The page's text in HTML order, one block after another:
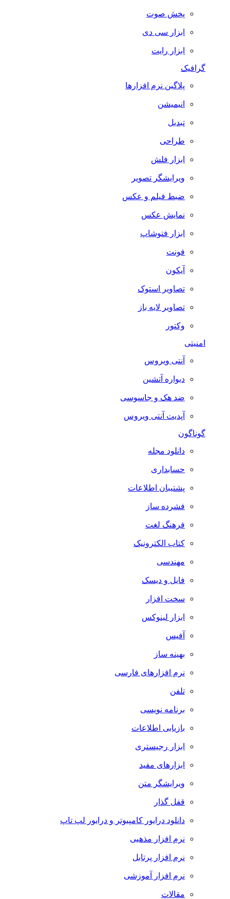
پخش صوت
ابزار سی دی
ابزار رایت
گرافیک
پلاگین نرم افزارها
انیمیشن
تبدیل
طراحی
ابزار فلش
ویرایشگر تصویر
ضبط فيلم و عكس
نمایش عکس
ابزار فتوشاپ
فونت
آیکون
تصاویر استوک
تصاویر لایه باز
وکتور
امنیتی
آنتی ویروس
دیواره آتشین
ضد هک و جاسوسی
آپدیت آنتی ویروس
گوناگون
دانلود مجله
حسابداری
پشتیبان اطلاعات
فشرده ساز
فرهنگ لغت
کتاب الکترونیک
مهندسی
فایل و دیسک
سخت افزار
ابزار لینوکس
آفیس
بهینه ساز
نرم افزارهای فارسی
تلفن
برنامه نویسی
بازیابی اطلاعات
ابزار رجیستری
ابزارهای مفید
ویرایشگر متن
قفل گذار
دانلود درایور کامپیوتر و درایور لپ تاپ
نرم افزار مذهبی
نرم افزار پرتابل
نرم افزار آموزشی
مقالات